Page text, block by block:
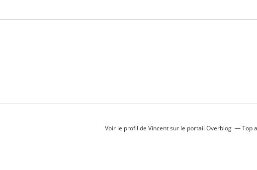
Voir le profil de Vincentsur le portail Overblog Top